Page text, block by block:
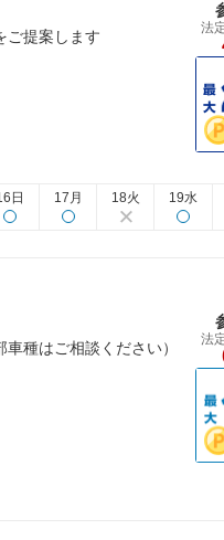
ご提案します 法
日 17月 18火 19水
種はご相談ください） 法